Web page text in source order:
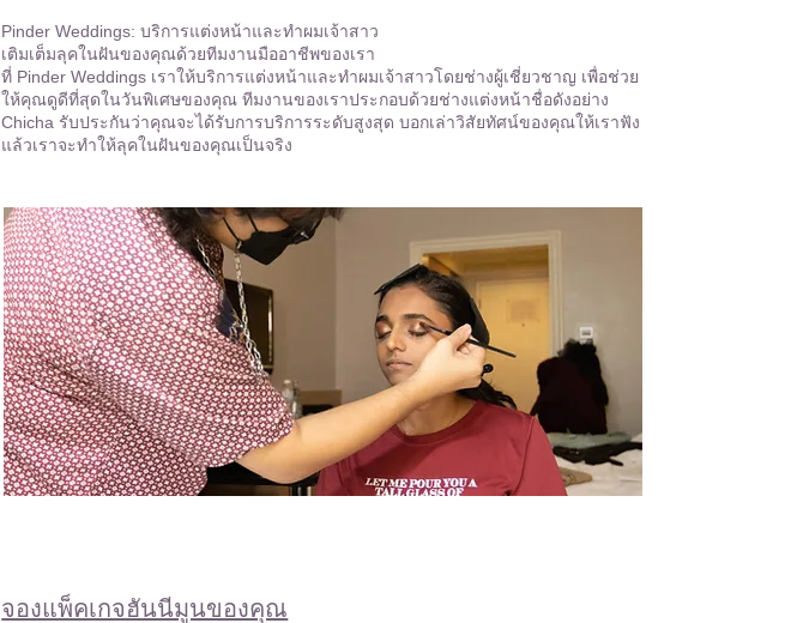
Pinder Weddings: บริการแต่งหน้าและทำผมเจ้าสาว
เติมเต็มลุคในฝันของคุณด้วยทีมงานมืออาชีพของเรา
ที่ Pinder Weddings เราให้บริการแต่งหน้าและทำผมเจ้าสาวโดยช่างผู้เชี่ยวชาญ เพื่อช่วย
ให้คุณดูดีที่สุดในวันพิเศษของคุณ ทีมงานของเราประกอบด้วยช่างแต่งหน้าชื่อดังอย่าง
Chicha รับประกันว่าคุณจะได้รับการบริการระดับสูงสุด บอกเล่าวิสัยทัศน์ของคุณให้เราฟัง
แล้วเราจะทำให้ลุคในฝันของคุณเป็นจริง
จองแพ็คเกจฮันนีมูนของคุณ